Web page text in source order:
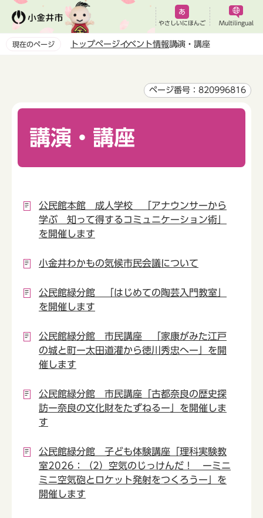
ペ
やさしいにほんご Multilingual
現在のページ トップページイベント情報講演・講座
ページ番号：820996816
講演・講座
公民館本館 成人学校 「アナウンサーから
学ぶ 知って得するコミュニケーション術」
を開催します
小金井わかもの気候市民会議について
公民館緑分館 「はじめての陶芸入門教室」
を開催します
公民館緑分館 市民講座 「家康がみた江戸
の城と町ー太田道灌から徳川秀忠へー」を開
催します
公民館緑分館 市民講座「古都奈良の歴史探
訪ー奈良の文化財をたずねるー」を開催しま
す
公民館緑分館 子ども体験講座「理科実験教
室2026：（2）空気のじっけんだ！ ーミニ
ミニ空気砲とロケット発射をつくろうー」を
開催します